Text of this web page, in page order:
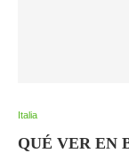
Italia
QUÉ VER EN